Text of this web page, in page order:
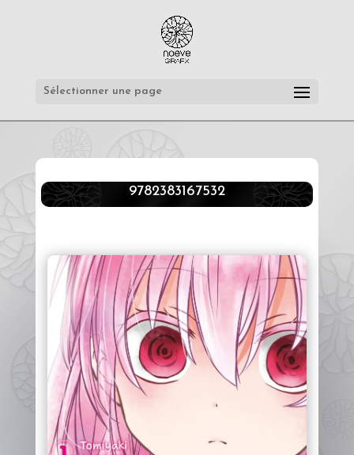
Sélectionner une page
9782383167532